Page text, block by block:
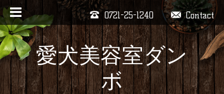
Contact
0721-25-1240
愛犬美容室ダン
ボ